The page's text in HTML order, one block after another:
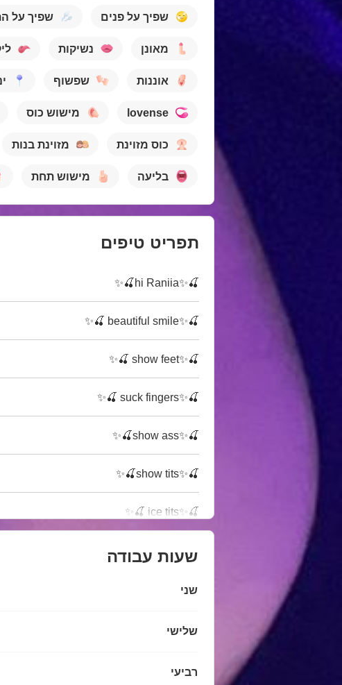
שפיך על פנים שפיך על
מאונן נשיקות
אוננות שפשוף
lovense מישוש כוס
כוס מזוינת מזוינת בנות
בליעה מישוש תחת
תפריט טיפים
🍒✨hi Raniia🍒✨
🍒✨beautiful smile 🍒✨
🍒✨show feet 🍒✨
🍒✨suck fingers 🍒✨
🍒✨show ass🍒✨
🍒✨show tits🍒✨
🍒✨ice tits 🍒✨
שעות עבודה
שני
שלישי
רביעי